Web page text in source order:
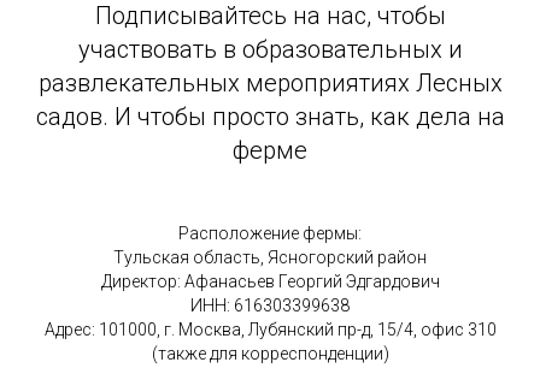
Подписывайтесь на нас, чтобы
участвовать в образовательных и
развлекательных мероприятиях Лесных
садов. И чтобы просто знать, как дела на
ферме
Расположение фермы:
Тульская область, Ясногорский район
Директор: Афанасьев Георгий Эдгардович
ИНН: 616303399638
Адрес: 101000, г. Москва, Лубянский пр-д, 15/4, офис 310
(также для корреспонденции)